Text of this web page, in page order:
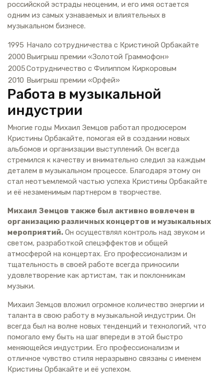
российской эстрады неоценим, и его имя остается
одним из самых узнаваемых и влиятельных в
музыкальном бизнесе.
1995 Начало сотрудничества с Кристиной Орбакайте
2000 Выигрыш премии «Золотой Граммофон»
2005Сотрудничество с Филиппом Киркоровым
2010 Выигрыш премии «Орфей»
Работа в музыкальной
индустрии
Многие годы Михаил Земцов работал продюсером
Кристины Орбакайте, помогая ей в создании новых
альбомов и организации выступлений. Он всегда
стремился к качеству и внимательно следил за каждым
деталем в музыкальном процессе. Благодаря этому он
стал неотъемлемой частью успеха Кристины Орбакайте
и её незаменимым партнером в творчестве.
Михаил Земцов также был активно вовлечен в
организацию различных концертов и музыкальных
мероприятий. Он осуществлял контроль над звуком и
светом, разработкой спецэффектов и общей
атмосферой на концертах. Его профессионализм и
тщательность в своей работе всегда приносили
удовлетворение как артистам, так и поклонникам
музыки.
Михаил Земцов вложил огромное количество энергии и
таланта в свою работу в музыкальной индустрии. Он
всегда был на волне новых тенденций и технологий, что
помогало ему быть на шаг впереди в этой быстро
меняющейся индустрии. Его профессионализм и
отличное чувство стиля неразрывно связаны с именем
Кристины Орбакайте и её успехом.